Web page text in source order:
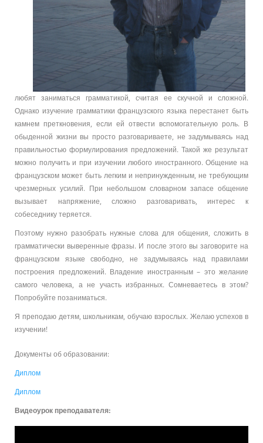
любят заниматься грамматикой, считая ее скучной и сложной.
Однако изучение грамматики французского языка перестанет быть
камнем преткновения, если ей отвести вспомогательную роль. В
обыденной жизни вы просто разговариваете, не задумываясь над
правильностью формулирования предложений. Такой же результат
можно получить и при изучении любого иностранного. Общение на
французском может быть легким и непринужденным, не требующим
чрезмерных усилий. При небольшом словарном запасе общение
вызывает напряжение, сложно разговаривать, интерес к
собеседнику теряется.
Поэтому нужно разобрать нужные слова для общения, сложить в
грамматически выверенные фразы. И после этого вы заговорите на
французском языке свободно, не задумываясь над правилами
построения предложений. Владение иностранным – это желание
самого человека, а не участь избранных. Сомневаетесь в этом?
Попробуйте позаниматься.
Я преподаю детям, школьникам, обучаю взрослых. Желаю успехов в
изучении!
Документы об образовании:
Диплом
Диплом
Видеоурок преподавателя: